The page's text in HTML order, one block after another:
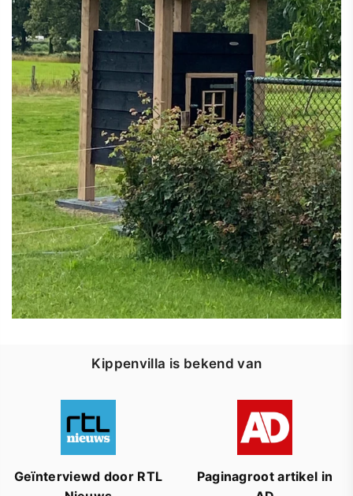
Kippenvilla is bekend van
Geïnterviewd door RTL
Paginagroot artikel in